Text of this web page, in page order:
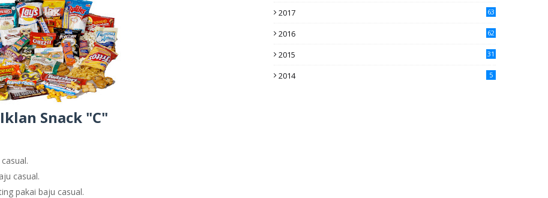
Snack "C"
casual.
pakai baju casual.
2017 63
2016
62
2015
31
2014 5